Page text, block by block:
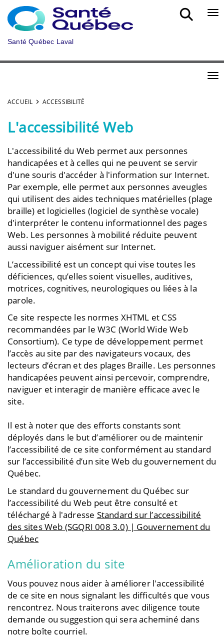
Aller au menu principal
Santé Québec Laval
ACCUEIL ACCESSIBILITÉ
L'accessibilité Web
L'accessibilité du Web permet aux personnes
handicapées et à celles qui ne peuvent se servir
d'une souris d'accéder à l'information sur Internet.
Par exemple, elle permet aux personnes aveugles
qui utilisent des aides techniques matérielles (plage
braille) et logicielles (logiciel de synthèse vocale)
d'interpréter le contenu informationnel des pages
Web. Les personnes à mobilité réduite peuvent
aussi naviguer aisément sur Internet.
L’accessibilité est un concept qui vise toutes les
déficiences, qu’elles soient visuelles, auditives,
motrices, cognitives, neurologiques ou liées à la
parole.
Ce site respecte les normes XHTML et CSS
recommandées par le W3C (World Wide Web
Consortium). Ce type de développement permet
l’accès au site par des navigateurs vocaux, des
lecteurs d’écran et des plages Braille. Les personnes
handicapées peuvent ainsi percevoir, comprendre,
naviguer et interagir de manière efficace avec le
site.
Il est à noter que des efforts constants sont
déployés dans le but d’améliorer ou de maintenir
l’accessibilité de ce site conformément au standard
sur l’accessibilité d’un site Web du gouvernement du
Québec.
Le standard du gouvernement du Québec sur
l’accessibilité du Web peut être consulté et
téléchargé à l'adresse Standard sur l’accessibilité
des sites Web (SGQRI 008 3.0) | Gouvernement du
Québec
Amélioration du site
Vous pouvez nous aider à améliorer l'accessibilité
de ce site en nous signalant les difficultés que vous
rencontrez. Nous traiterons avec diligence toute
demande ou suggestion qui sera acheminé dans
notre boîte courriel.